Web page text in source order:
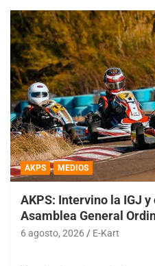
AKPS MEDIOS
AKPS: Intervino la IGJ
Asamblea General
6 agosto, 2026 E-Kart